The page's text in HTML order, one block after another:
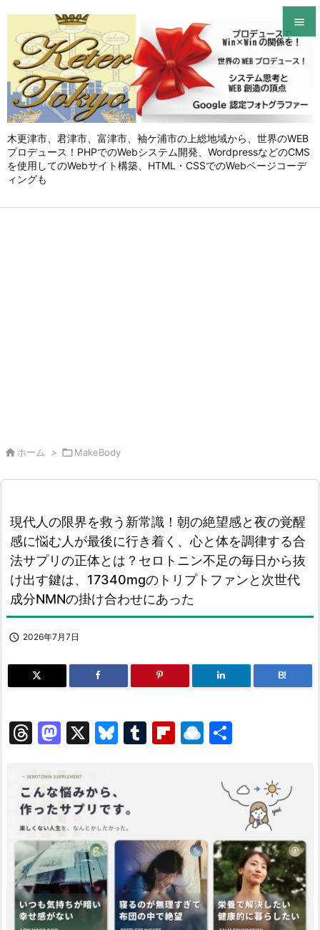
木更津市、君津市、富津市、袖ケ浦市の上総地域から、世界のWEB
プロデュース！PHPでのWebシステム開発、WordpressなどのCMS
を使用してのWebサイト構築、HTML・CSSでのWebページコーデ
ィングも


メニュ
サイド

前へ

 ホーム > MakeBody
現代人の限界を救う新常識！朝の絶望感と夜の覚醒
感に悩む人が最後に行き着く、心と体を調律する合
法サプリの正体とは？セロトニン不足の毎日から抜
け出す鍵は、17340mgのトリプトファンと次世代
成分NMNの掛け合わせにあった
 2026年7月7日
B!
T
e
a
d
s
M
st
o
d
o
n
X
Bl
s
k
y
T
Fl
d
R
dr
p.
io